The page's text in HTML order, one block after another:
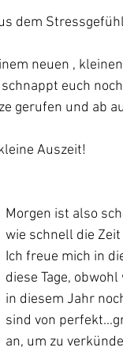
dem
neuen ,
euch
gerufen und ab
Auszeit!
Morgen ist also
wie schnell die
Ich freue mich in
diese Tage,
in diesem Jahr
sind von
an, um zu